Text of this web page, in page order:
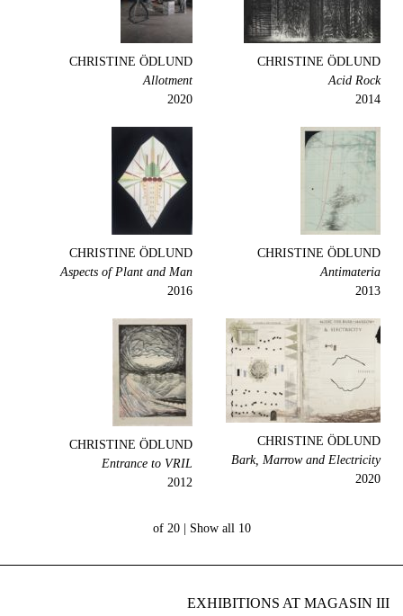
CHRISTINE ÖDLUND
Acid Rock
2014
CHRISTINE ÖDLUND
Allotment
2020
CHRISTINE ÖDLUND
Antimateria
2013
CHRISTINE ÖDLUND
Aspects of Plant and Man
2016
CHRISTINE ÖDLUND
Bark, Marrow and Electricity
2020
CHRISTINE ÖDLUND
Entrance to VRIL
2012
10 of 20 |
Show all
EXHIBITIONS AT MAGASIN III